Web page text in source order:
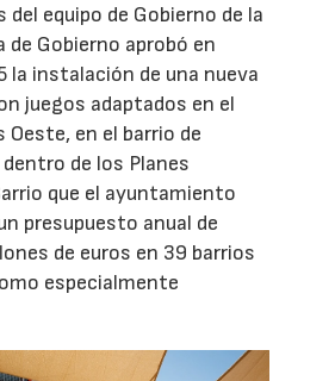
equipo de Gobierno de la
de Gobierno aprobó en
la instalación de una nueva
juegos adaptados en el
Oeste, en el barrio de
de los Planes
que el ayuntamiento
presupuesto anual de
de euros en 39 barrios
especialmente